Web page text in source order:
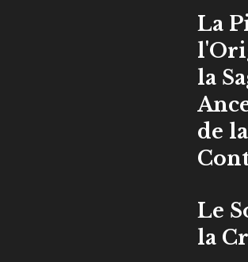
La
la
de la
Le
la